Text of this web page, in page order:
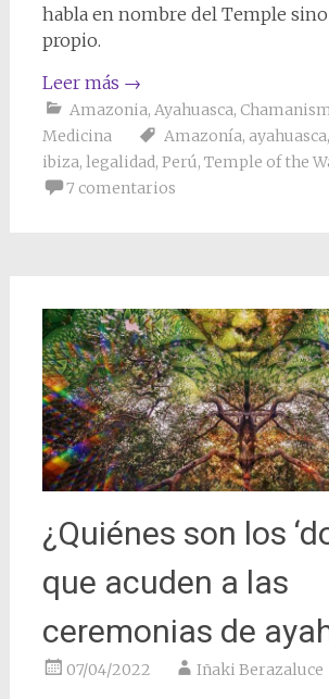
habla en nombre del Temple
propio.
Leer más →
Amazonia, Ayahuasca,
Medicina
Amazonía, ayahuasca,
ibiza, legalidad, Perú, Temple of the
7 comentarios
¿Quiénes son los
que acuden a las
ceremonias de
07/04/2022 Iñaki Berazaluce